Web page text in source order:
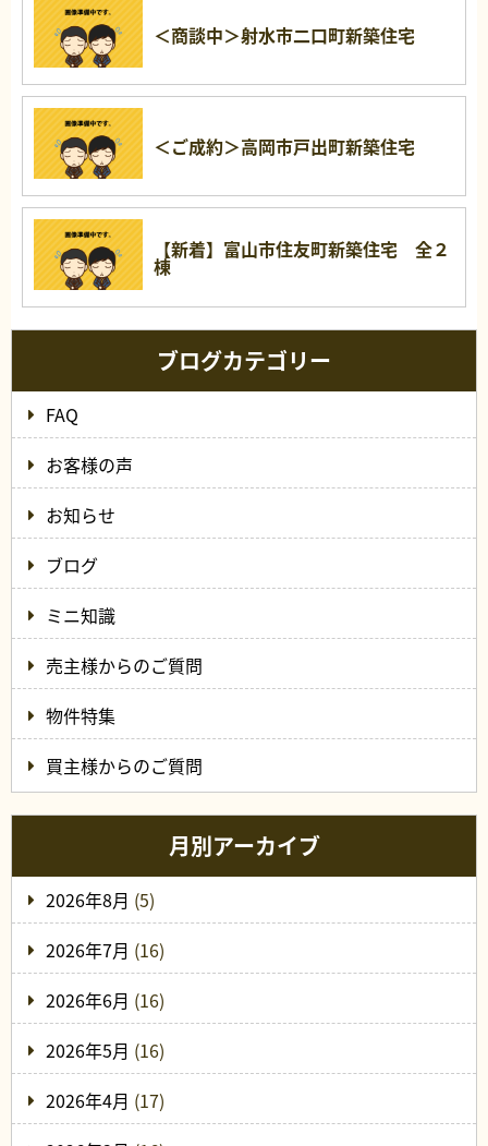
＜商談中＞射水市二口町新築住宅
＜ご成約＞高岡市戸出町新築住宅
【新着】富山市住友町新築住宅 全２
棟
ブログカテゴリー
FAQ
お客様の声
お知らせ
ブログ
ミニ知識
売主様からのご質問
物件特集
買主様からのご質問
月別アーカイブ
2026年8月 (5)
2026年7月 (16)
2026年6月 (16)
2026年5月 (16)
2026年4月 (17)